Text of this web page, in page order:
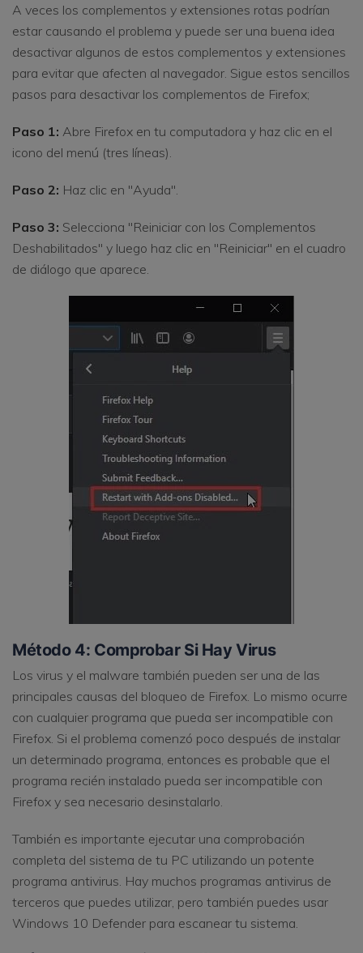
A veces los complementos y extensiones rotas podrían
estar causando el problema y puede ser una buena idea
desactivar algunos de estos complementos y extensiones
para evitar que afecten al navegador. Sigue estos sencillos
pasos para desactivar los complementos de Firefox;
Paso 1: Abre Firefox en tu computadora y haz clic en el
icono del menú (tres líneas).
Paso 2: Haz clic en "Ayuda".
Paso 3: Selecciona "Reiniciar con los Complementos
Deshabilitados" y luego haz clic en "Reiniciar" en el cuadro
de diálogo que aparece.
Método 4: Comprobar Si Hay Virus
Los virus y el malware también pueden ser una de las
principales causas del bloqueo de Firefox. Lo mismo ocurre
con cualquier programa que pueda ser incompatible con
Firefox. Si el problema comenzó poco después de instalar
un determinado programa, entonces es probable que el
programa recién instalado pueda ser incompatible con
Firefox y sea necesario desinstalarlo.
También es importante ejecutar una comprobación
completa del sistema de tu PC utilizando un potente
programa antivirus. Hay muchos programas antivirus de
terceros que puedes utilizar, pero también puedes usar
Windows 10 Defender para escanear tu sistema.